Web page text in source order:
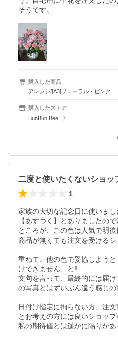
そうです。
購入した商品
アレンジ/[A3]フローラル・ピンク
購入したストア
BunBun!Bee
二度と使いたくないショッ
1
家族の大切な記念日に使いまし
【あすつく】とありましたので
ところが、この色は人気で明後
商品が無くても注文を受けるシ
重ねて、他の色で妥協しよう
けできません、と‼︎
文句を言って、最終的には届
の写真とはずいぶん違う感じの
日付け指定に拘らない方、注
とお考えの方には良いショップ
私の期待値とは遥かに隔りがあ